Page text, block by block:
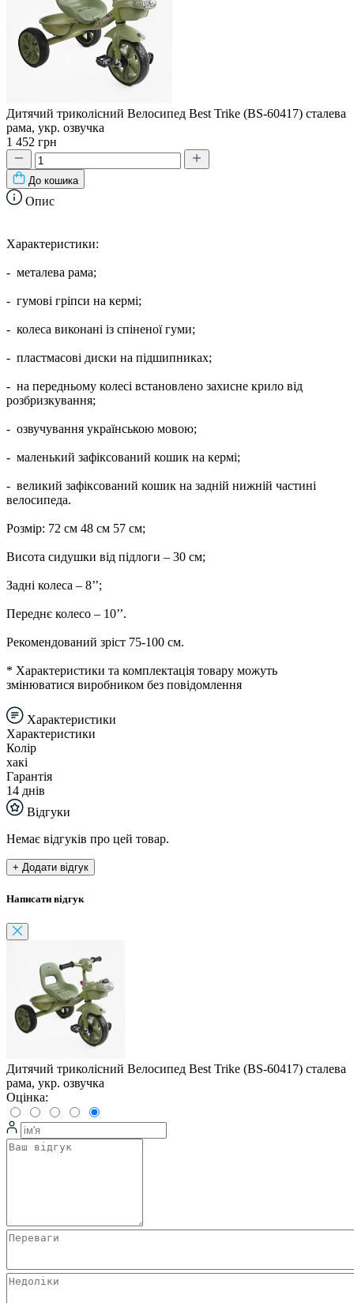
Дитячий триколісний Велосипед Best Trike (BS-60417) сталева
рама, укр. озвучка
1 452 грн
До кошика
Опис
Характеристики:
- металева рама;
- гумові гріпси на кермі;
- колеса виконані із спіненої гуми;
- пластмасові диски на підшипниках;
- на передньому колесі встановлено захисне крило від
розбризкування;
- озвучування українською мовою;
- маленький зафіксований кошик на кермі;
- великий зафіксований кошик на задній нижній частині
велосипеда.
Розмір: 72 см 48 см 57 см;
Висота сидушки від підлоги – 30 см;
Задні колеса – 8’’;
Переднє колесо – 10’’.
Рекомендований зріст 75-100 см.
* Характеристики та комплектація товару можуть
змінюватися виробником без повідомлення
Характеристики
Характеристики
Колір
хакі
Гарантія
14 днів
Відгуки
Немає відгуків про цей товар.
+ Додати відгук
Написати відгук
Дитячий триколісний Велосипед Best Trike (BS-60417) сталева
рама, укр. озвучка
Оцінка: